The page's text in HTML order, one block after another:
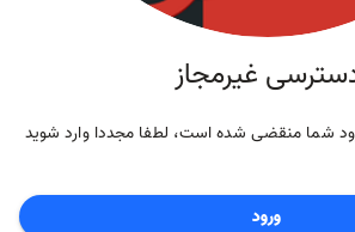
غیرمجاز
شما منقضی شده است، لطفا مجددا وارد شوید
ورود